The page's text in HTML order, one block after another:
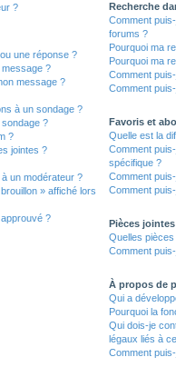
?
une réponse ?
message ?
message ?
à un sondage ?
?
?
jointes ?
un modérateur ?
» affiché lors
?
Recherche
Comment
forums ?
Pourquoi ma
Pourquoi ma
Comment
Comment
Favoris et
Quelle est la
Comment
spécifique ?
Comment
Comment
Pièces jointes
Quelles
Comment
À propos de
Qui a
Pourquoi la
Qui dois-je
légaux liés à
Comment